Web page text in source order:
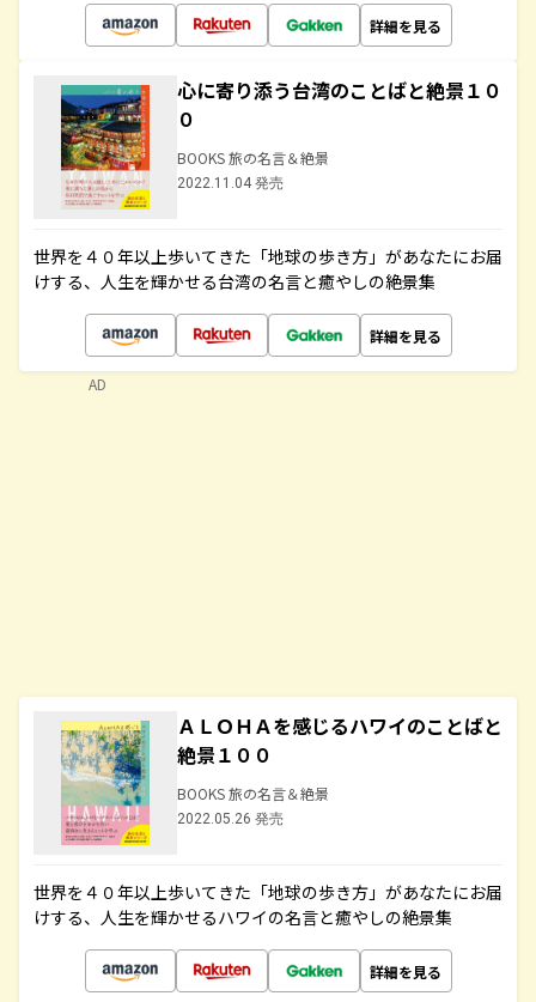
詳細を見る
心に寄り添う台湾のことばと絶景１０
０
BOOKS 旅の名言＆絶景
2022.11.04 発売
世界を４０年以上歩いてきた「地球の歩き方」があなたにお届
けする、人生を輝かせる台湾の名言と癒やしの絶景集
詳細を見る
ＡＬＯＨＡを感じるハワイのことばと
絶景１００
BOOKS 旅の名言＆絶景
2022.05.26 発売
世界を４０年以上歩いてきた「地球の歩き方」があなたにお届
けする、人生を輝かせるハワイの名言と癒やしの絶景集
詳細を見る
AD